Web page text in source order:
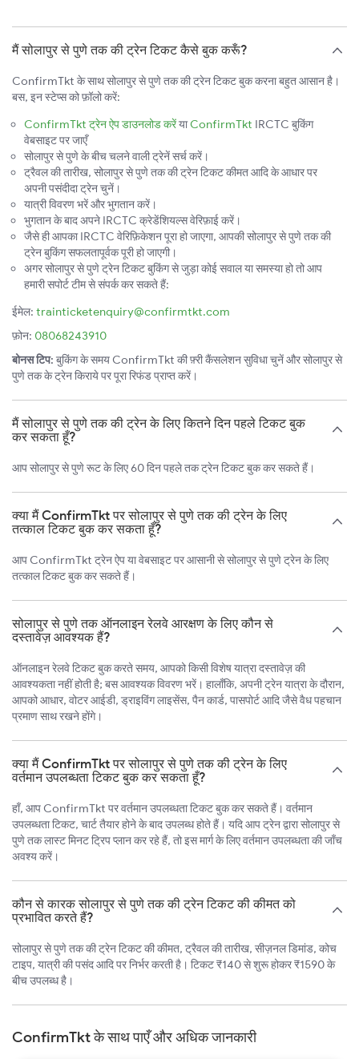
मैं सोलापुर से पुणे तक की ट्रेन टिकट कैसे बुक करूँ?
ConfirmTkt के साथ सोलापुर से पुणे तक की ट्रेन टिकट बुक करना बहुत आसान है।
बस, इन स्टेप्स को फ़ॉलो करें:
ConfirmTkt ट्रेन ऐप डाउनलोड करेंयाConfirmTkt IRCTC बुकिंग
वेबसाइट पर जाएँ
सोलापुर से पुणे के बीच चलने वाली ट्रेनें सर्च करें।
ट्रैवल की तारीख, सोलापुर से पुणे तक की ट्रेन टिकट कीमत आदि के आधार पर
अपनी पसंदीदा ट्रेन चुनें।
यात्री विवरण भरें और भुगतान करें।
भुगतान के बाद अपने IRCTC क्रेडेंशियल्स वेरिफ़ाई करें।
जैसे ही आपका IRCTC वेरिफ़िकेशन पूरा हो जाएगा, आपकी सोलापुर से पुणे तक की
ट्रेन बुकिंग सफलतापूर्वक पूरी हो जाएगी।
अगर सोलापुर से पुणे ट्रेन टिकट बुकिंग से जुड़ा कोई सवाल या समस्या हो तो आप
हमारी सपोर्ट टीम से संपर्क कर सकते हैं:
ईमेल: trainticketenquiry@confirmtkt.com
फ़ोन: 08068243910
बोनस टिप: बुकिंग के समय ConfirmTkt की फ़्री कैंसलेशन सुविधा चुनें और सोलापुर से
पुणे तक के ट्रेन किराये पर पूरा रिफंड प्राप्त करें।
मैं सोलापुर से पुणे तक की ट्रेन के लिए कितने दिन पहले टिकट बुक
कर सकता हूँ?
आप सोलापुर से पुणे रूट के लिए 60 दिन पहले तक ट्रेन टिकट बुक कर सकते हैं।
क्या मैं ConfirmTkt पर सोलापुर से पुणे तक की ट्रेन के लिए
तत्काल टिकट बुक कर सकता हूँ?
आप ConfirmTkt ट्रेन ऐप या वेबसाइट पर आसानी से सोलापुर से पुणे ट्रेन के लिए
तत्काल टिकट बुक कर सकते हैं।
सोलापुर से पुणे तक ऑनलाइन रेलवे आरक्षण के लिए कौन से
दस्तावेज़ आवश्यक हैं?
ऑनलाइन रेलवे टिकट बुक करते समय, आपको किसी विशेष यात्रा दस्तावेज़ की
आवश्यकता नहीं होती है; बस आवश्यक विवरण भरें। हालाँकि, अपनी ट्रेन यात्रा के दौरान,
आपको आधार, वोटर आईडी, ड्राइविंग लाइसेंस, पैन कार्ड, पासपोर्ट आदि जैसे वैध पहचान
प्रमाण साथ रखने होंगे।
क्या मैं ConfirmTkt पर सोलापुर से पुणे तक की ट्रेन के लिए
वर्तमान उपलब्धता टिकट बुक कर सकता हूँ?
हाँ, आप ConfirmTkt पर वर्तमान उपलब्धता टिकट बुक कर सकते हैं। वर्तमान
उपलब्धता टिकट, चार्ट तैयार होने के बाद उपलब्ध होते हैं। यदि आप ट्रेन द्वारा सोलापुर से
पुणे तक लास्ट मिनट ट्रिप प्लान कर रहे हैं, तो इस मार्ग के लिए वर्तमान उपलब्धता की जाँच
अवश्य करें।
कौन से कारक सोलापुर से पुणे तक की ट्रेन टिकट की कीमत को
प्रभावित करते हैं?
सोलापुर से पुणे तक की ट्रेन टिकट की कीमत, ट्रैवल की तारीख, सीज़नल डिमांड, कोच
टाइप, यात्री की पसंद आदि पर निर्भर करती है। टिकट ₹140 से शुरू होकर ₹1590 के
बीच उपलब्ध है।
ConfirmTkt के साथ पाएँ और अधिक जानकारी